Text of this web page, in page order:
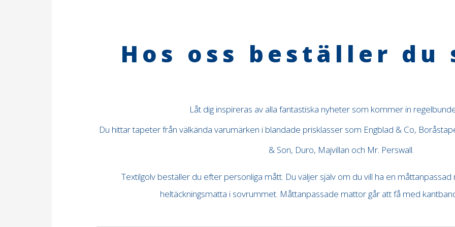
Hos oss beställer du
Låt dig inspireras av alla fantastiska nyheter som kommer in
Du hittar tapeter från välkända varumärken i blandade prisklasser som Engblad & Co,
& Son, Duro, Majvillan och Mr. Perswall.
Textilgolv beställer du efter personliga mått. Du väljer själv om du vill ha en
heltäckningsmatta i sovrummet. Måttanpassade mattor går att få med